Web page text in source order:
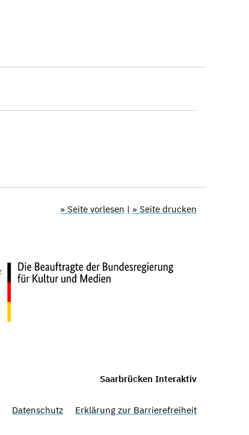
» Seite vorlesen | » Seite drucken
Saarbrücken Interaktiv
Datenschutz Erklärung zur Barrierefreiheit